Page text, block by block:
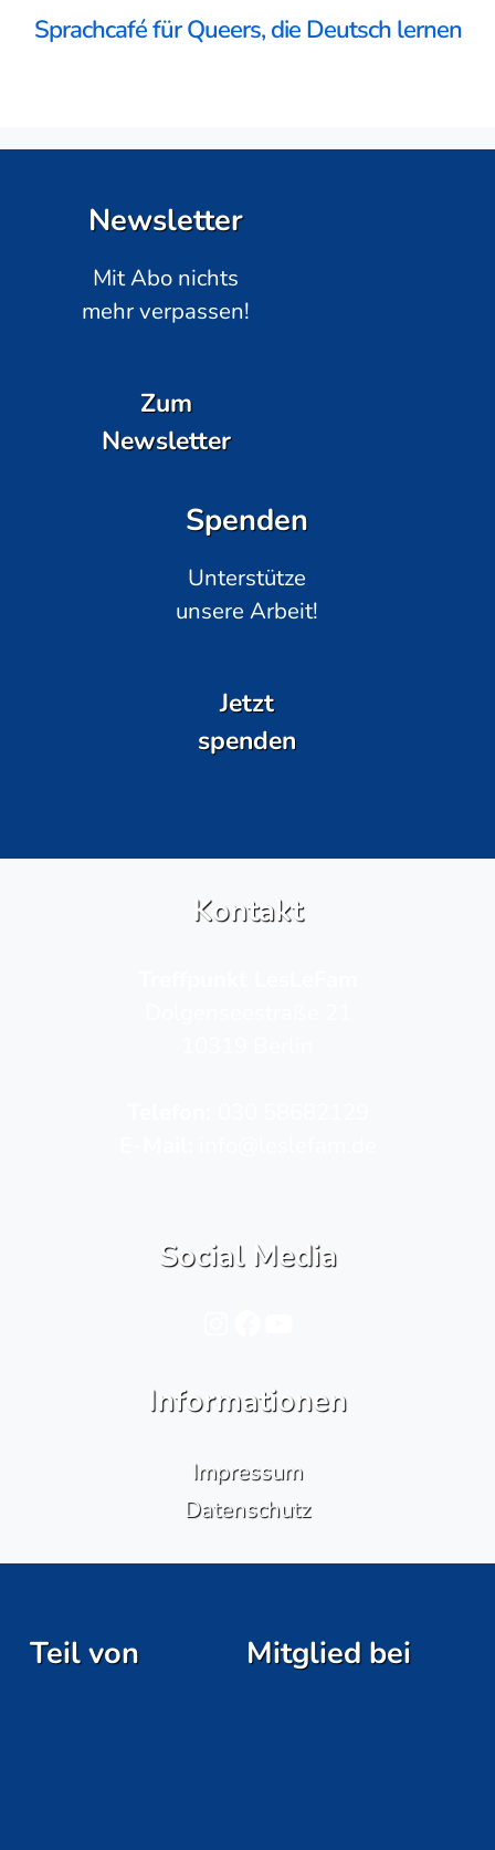
Sprachcafé für Queers, die Deutsch lernen
Newsletter
Mit Abo nichts
mehr verpassen!
Zum
Newsletter
Spenden
Unterstütze
unsere Arbeit!
Jetzt
spenden
Kontakt
Social Media
Informationen
Impressum
Datenschutz
Teil von Mitglied bei